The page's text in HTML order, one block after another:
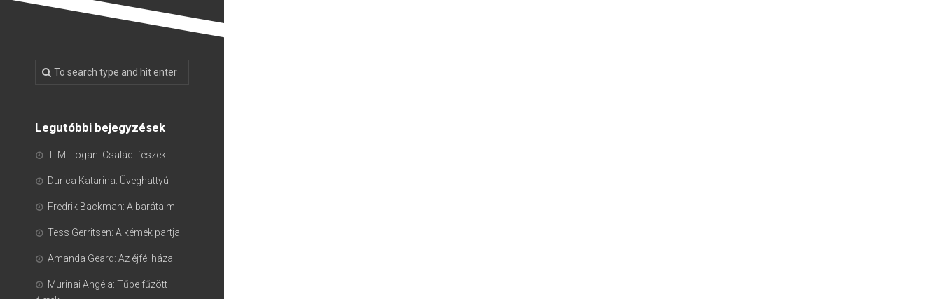
Legutóbbi bejegyzések
T. M. Logan: Családi fészek
Durica Katarina: Üveghattyú
Fredrik Backman: A barátaim
Tess Gerritsen: A kémek partja
Amanda Geard: Az éjfél háza
Murinai Angéla: Tűbe fűzött